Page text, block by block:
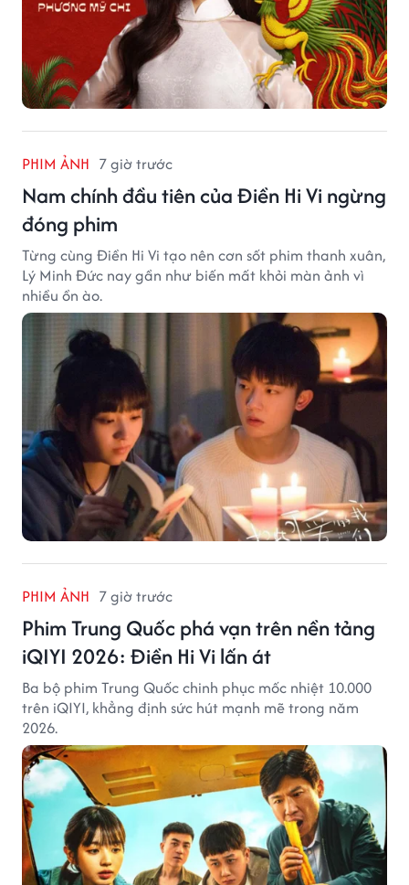
PHIM ẢNH 7 giờ trước
Nam chính đầu tiên của Điền Hi Vi ngừng
đóng phim
Từng cùng Điền Hi Vi tạo nên cơn sốt phim thanh xuân,
Lý Minh Đức nay gần như biến mất khỏi màn ảnh vì
nhiều ồn ào.
PHIM ẢNH 7 giờ trước
Phim Trung Quốc phá vạn trên nền tảng
iQIYI 2026: Điền Hi Vi lấn át
Ba bộ phim Trung Quốc chinh phục mốc nhiệt 10.000
trên iQIYI, khẳng định sức hút mạnh mẽ trong năm
2026.